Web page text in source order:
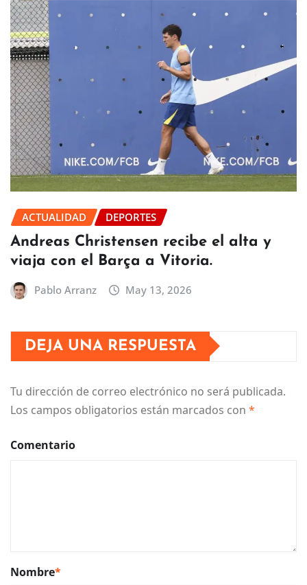
ACTUALIDAD DEPORTES
Andreas Christensen recibe el alta y
viaja con el Barça a Vitoria.
Pablo Arranz May 13, 2026
DEJA UNA RESPUESTA
Tu dirección de correo electrónico no será publicada.
Los campos obligatorios están marcados con *
Comentario
Nombre*